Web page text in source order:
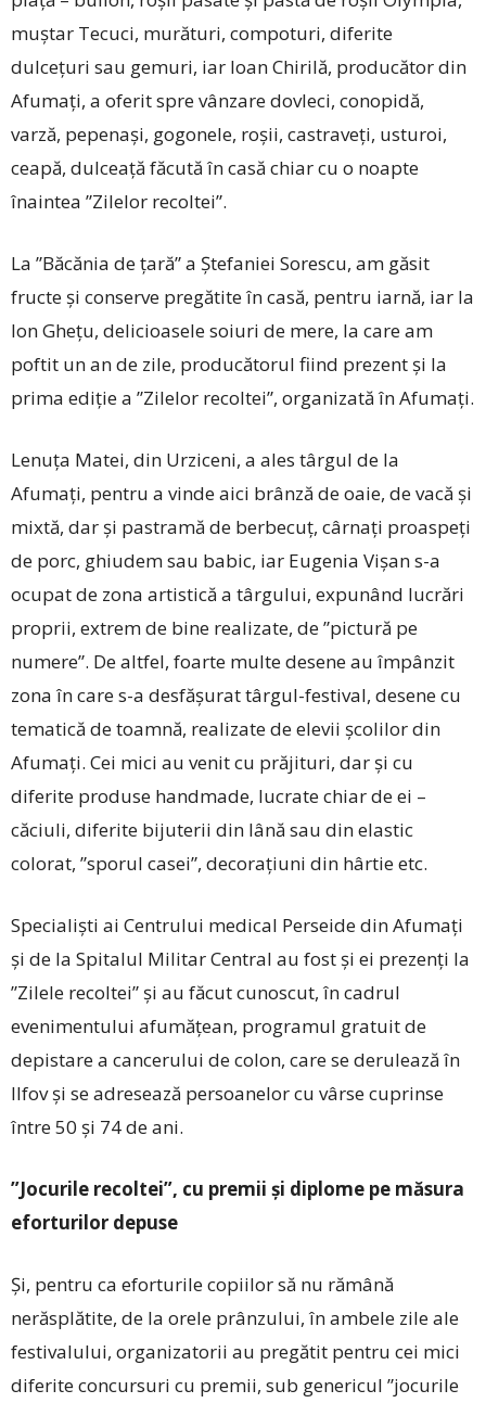
muștar Tecuci, murături, compoturi, diferite
dulcețuri sau gemuri, iar Ioan Chirilă, producător din
Afumați, a oferit spre vânzare dovleci, conopidă,
varză, pepenași, gogonele, roșii, castraveți, usturoi,
ceapă, dulceață făcută în casă chiar cu o noapte
înaintea ”Zilelor recoltei”.
La ”Băcănia de țară” a Ștefaniei Sorescu, am găsit
fructe și conserve pregătite în casă, pentru iarnă, iar la
Ion Ghețu, delicioasele soiuri de mere, la care am
poftit un an de zile, producătorul fiind prezent și la
prima ediție a ”Zilelor recoltei”, organizată în Afumați.
Lenuța Matei, din Urziceni, a ales târgul de la
Afumați, pentru a vinde aici brânză de oaie, de vacă și
mixtă, dar și pastramă de berbecuț, cârnați proaspeți
de porc, ghiudem sau babic, iar Eugenia Vișan s-a
ocupat de zona artistică a târgului, expunând lucrări
proprii, extrem de bine realizate, de ”pictură pe
numere”. De altfel, foarte multe desene au împânzit
zona în care s-a desfășurat târgul-festival, desene cu
tematică de toamnă, realizate de elevii școlilor din
Afumați. Cei mici au venit cu prăjituri, dar și cu
diferite produse handmade, lucrate chiar de ei –
căciuli, diferite bijuterii din lână sau din elastic
colorat, ”sporul casei”, decorațiuni din hârtie etc.
Specialiști ai Centrului medical Perseide din Afumați
și de la Spitalul Militar Central au fost și ei prezenți la
”Zilele recoltei” și au făcut cunoscut, în cadrul
evenimentului afumățean, programul gratuit de
depistare a cancerului de colon, care se derulează în
Ilfov și se adresează persoanelor cu vârse cuprinse
între 50 și 74 de ani.
”Jocurile recoltei”, cu premii și diplome pe măsura
eforturilor depuse
Și, pentru ca eforturile copiilor să nu rămână
nerăsplătite, de la orele prânzului, în ambele zile ale
festivalului, organizatorii au pregătit pentru cei mici
diferite concursuri cu premii, sub genericul ”jocurile